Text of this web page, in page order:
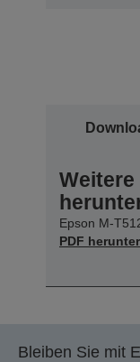
Epson M-
PDF
Bleiben Sie mit